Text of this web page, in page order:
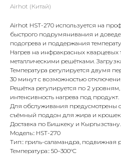
Airhot (Китай)
Airhot HST-270 используется на
быстрого подрумянивания и
подогрева и поддержания
Нагрев на инфракрасных
металлическими решётками.
Температура регулируется двумя
30 минут с возможностью
Решётка регулируется по 2
интенсивность нагрева под продукт.
Для обслуживания предусмотрены
съёмный поддон для жира и
Доставка по Бишкеку и
Модель:: HST-270
Тип:: гриль-саламандра, подвижная
Температура:: 50–300°C